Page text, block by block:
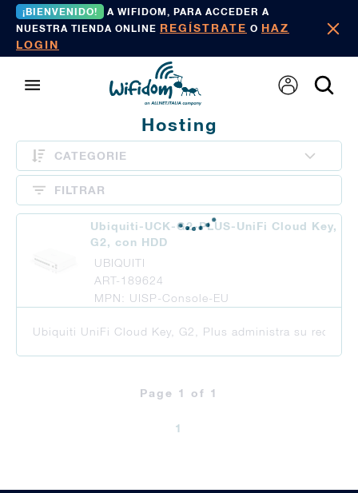
¡BIENVENIDO!
A WIFIDOM, PARA ACCEDER A
NUESTRA TIENDA ONLINE REGÍSTRATE O HAZ
LOGIN
Hosting
CATEGORIE
FILTRAR
Ubiquiti-UCK-G2-PLUS-UniFi Cloud Key,
G2, con HDD
UBIQUITI
ART-189624
MPN: UISP-Console-EU
Ubiquiti UniFi Cloud Key, G2, Plus administra su red
Page 1 of 1
1